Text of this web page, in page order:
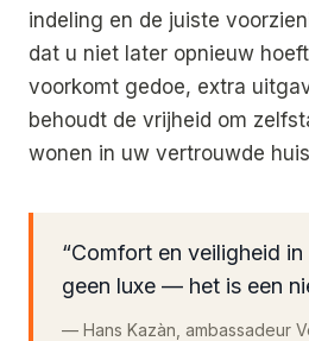
indeling en de juiste
dat u niet later opnieuw
voorkomt gedoe, extra
behoudt de vrijheid om
wonen in uw vertrouwde
“Comfort en veiligheid
geen luxe — het is een
— Hans Kazàn, ambassadeur